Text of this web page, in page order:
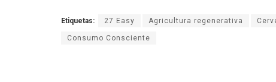
Etiquetas: 27 Easy Agricultura regenerativa
Consumo Consciente